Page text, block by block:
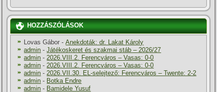
HOZZÁSZÓLÁSOK
Lovas Gábor -Anekdoták: dr. Lakat Károly
admin -Játékoskeret és szakmai stáb – 2026/27
admin -2026.VIII.2. Ferencváros – Vasas: 0-0
admin -2026.VIII.2. Ferencváros – Vasas: 0-0
admin -2026.VII.30. EL-selejtező: Ferencváros – Twente: 2-2
admin - Botka Endre
admin - Bamidele Yusuf